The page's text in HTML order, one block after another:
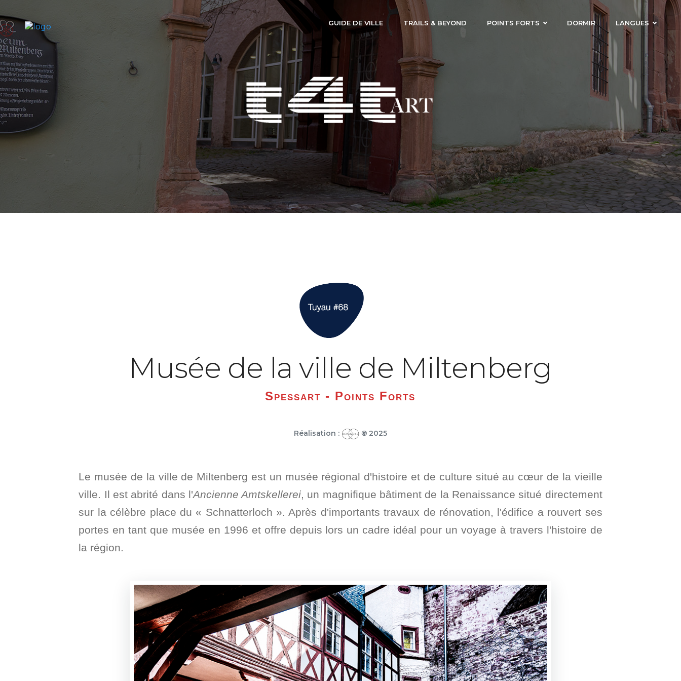
GUIDE DE VILLE TRAILS & BEYOND POINTS FORTS DORMIR LANGUES
Musée de la ville de Miltenberg
Spessart - Points Forts
Réalisation : ©2025
Le musée de la ville de Miltenberg est un musée régional d'histoire et de culture situé au cœur de la vieille
ville. Il est abrité dans l'Ancienne Amtskellerei, un magnifique bâtiment de la Renaissance situé directement
sur la célèbre place du « Schnatterloch ». Après d'importants travaux de rénovation, l'édifice a rouvert ses
portes en tant que musée en 1996 et offre depuis lors un cadre idéal pour un voyage à travers l'histoire de
la région.